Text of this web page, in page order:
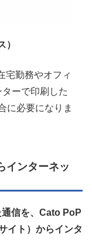
）
宅勤務やオフィ
ーで印刷した
に必要になりま
インターネッ
信を、Cato PoP
イト）からインタ